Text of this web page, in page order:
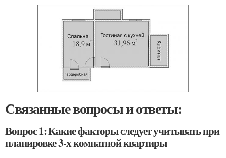
Связанные вопросы и ответы:
Вопрос 1: Какие факторы следует учитывать при
планировке 3-х комнатной квартиры